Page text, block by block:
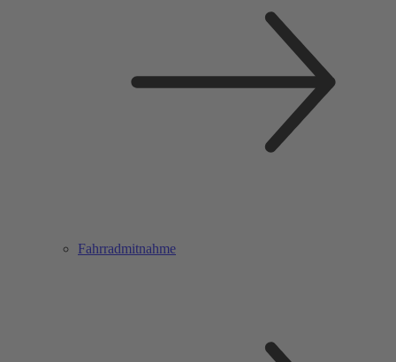
Fahrradmitnahme